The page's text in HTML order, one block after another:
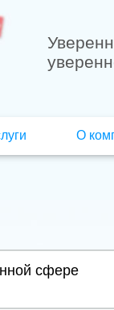
О
сфере